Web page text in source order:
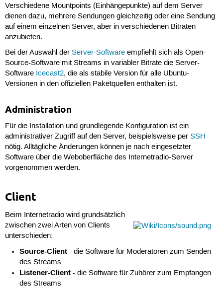
Verschiedene Mountpoints (Einhängepunkte) auf dem Server
dienen dazu, mehrere Sendungen gleichzeitig oder eine Sendung
auf einem einzelnen Server, aber in verschiedenen Bitraten
anzubieten.
Bei der Auswahl der Server-Softwareempfiehlt sich als Open-
Source-Software mit Streams in variabler Bitrate die Server-
Software Icecast2, die als stabile Version für alle Ubuntu-
Versionen in den offiziellen Paketquellen enthalten ist.
Administration
Für die Installation und grundlegende Konfiguration ist ein
administrativer Zugriff auf den Server, beispielsweise per SSH
nötig. Alltägliche Änderungen können je nach eingesetzter
Software über die Weboberfläche des Internetradio-Server
vorgenommen werden.
Client
Beim Internetradio wird grundsätzlich
zwischen zwei Arten von Clients
unterschieden:
Source-Client - die Software für Moderatoren zum Senden
des Streams
Listener-Client - die Software für Zuhörer zum Empfangen
des Streams